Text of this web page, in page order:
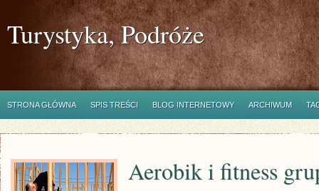
Turystyka, Podróże
STRONA GŁÓWNA SPIS TREŚCI BLOG INTERNETOWY ARCHIWUM
Aerobik i fitness